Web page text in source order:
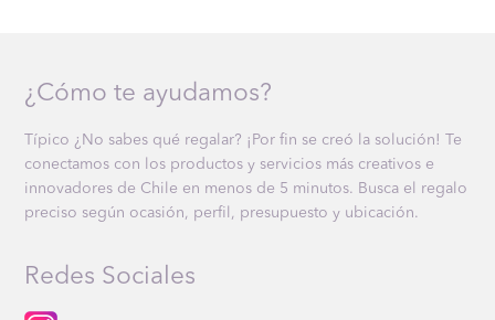
¿Cómo te ayudamos?
Típico ¿No sabes qué regalar? ¡Por fin se creó la solución! Te
conectamos con los productos y servicios más creativos e
innovadores de Chile en menos de 5 minutos. Busca el regalo
preciso según ocasión, perfil, presupuesto y ubicación.
Redes Sociales